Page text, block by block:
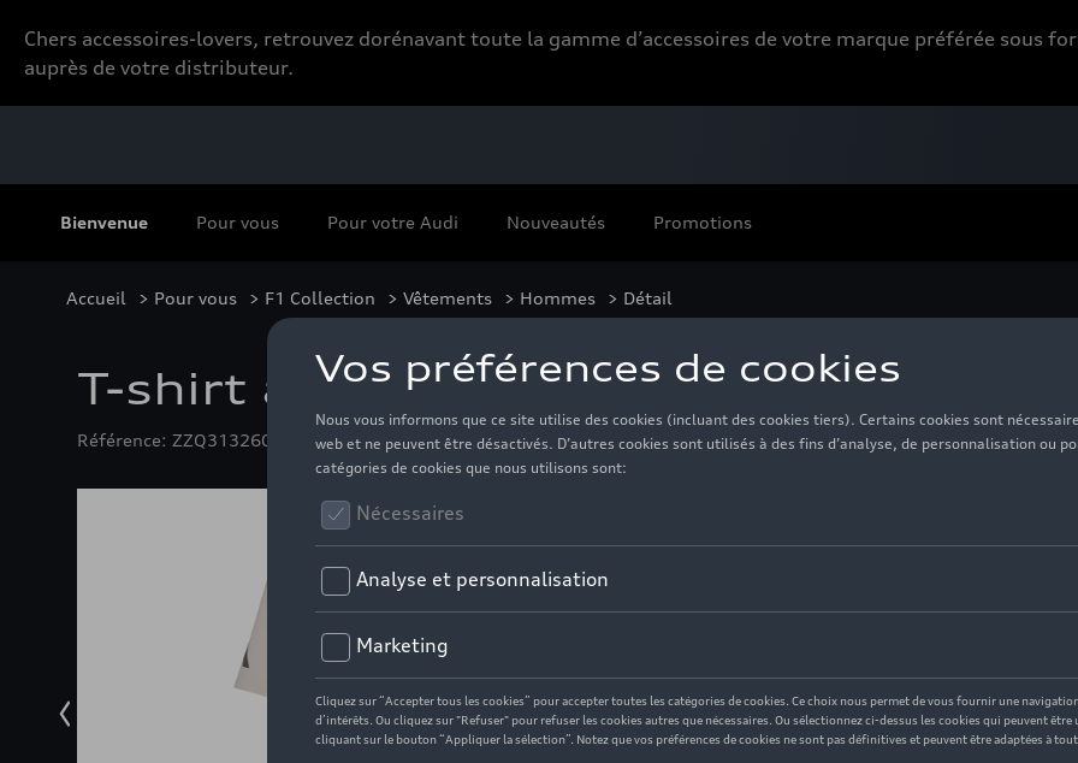
Chers accessoires-lovers, retrouvez dorénavant toute la gamme d’accessoires de votre marque préférée sous
auprès de votre distributeur.
Bienvenue Pour vous Pour votre Audi Nouveautés Promotions
Accueil > Pour vous > F1 Collection > Vêtements > Hommes > Détail
T-shirt à motif Audi F1 Fan, blanc - XL
Référence: ZZQ3132600805
Taille
Contactez